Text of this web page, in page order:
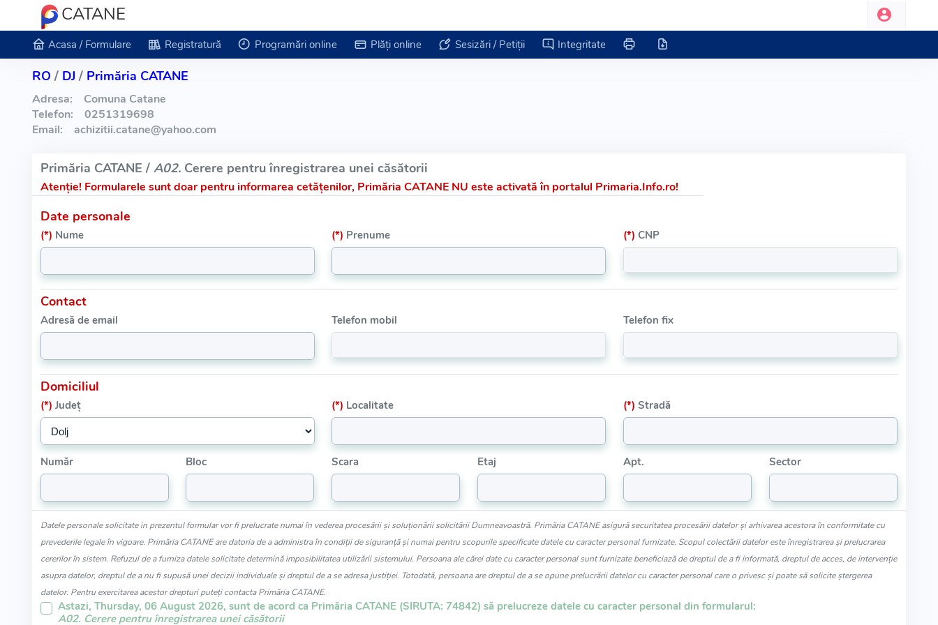
CATANE
Acasa / Formulare Registratură Programări online Plăți online Sesizări / Petiții Integritate
RO / DJ / Primăria CATANE
Adresa:
Comuna Catane
Telefon:
0251319698
Email:
achizitii.catane@yahoo.com
Primăria CATANE / A02.Cerere pentru înregistrarea unei căsătorii
Atenție! Formularele sunt doar pentru informarea cetățenilor, Primăria CATANE NU este activată în portalul Primaria.Info.ro!
Date personale
(*) Nume (*) Prenume (*) CNP
Contact
Adresă de email Telefon mobil Telefon fix
Domiciliul
(*) Județ (*) Localitate (*) Stradă
Număr Bloc Scara Etaj Apt. Sector
Datele personale solicitate in prezentul formular vor fi prelucrate numai în vederea procesării și soluționării solicitării Dumneavoastră. Primăria CATANE asigură securitatea procesării datelor și arhivarea acestora în conformitate cu
prevederile legale în vigoare. Primăria CATANE are datoria de a administra în condiții de siguranță și numai pentru scopurile specificate datele cu caracter personal furnizate. Scopul colectării datelor este înregistrarea și prelucrarea
cererilor în sistem. Refuzul de a furniza datele solicitate determină imposibilitatea utilizării sistemului. Persoana ale cărei date cu caracter personal sunt furnizate beneficiază de dreptul de a fi informată, dreptul de acces, de intervenție
asupra datelor, dreptul de a nu fi supusă unei decizii individuale și dreptul de a se adresa justiției. Totodată, persoana are dreptul de a se opune prelucrării datelor cu caracter personal care o privesc și poate să solicite ștergerea
datelor. Pentru exercitarea acestor drepturi puteți contacta Primăria CATANE.
Astazi, Thursday, 06 August 2026, sunt de acord ca Primăria CATANE (SIRUTA: 74842) să prelucreze datele cu caracter personal din formularul:
A02. Cerere pentru înregistrarea unei căsătorii